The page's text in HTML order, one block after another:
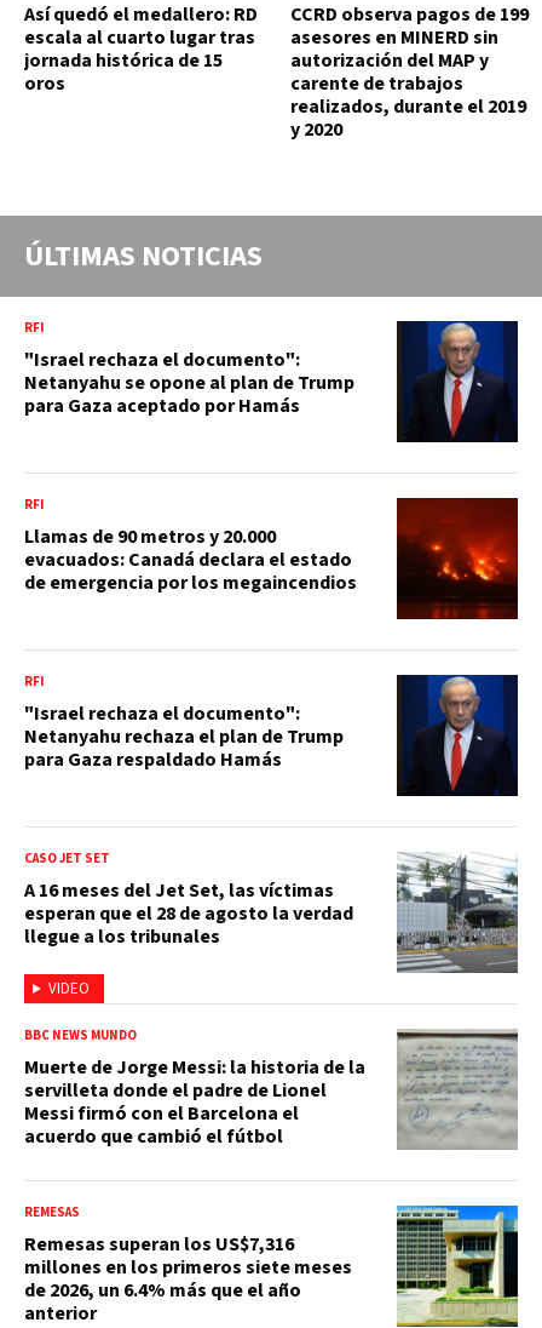
Así quedó el medallero: RD
escala al cuarto lugar tras
jornada histórica de 15
oros
CCRD observa pagos de 199
asesores en MINERD sin
autorización del MAP y
carente de trabajos
realizados, durante el 2019
y 2020
ÚLTIMAS NOTICIAS
RFI
"Israel rechaza el documento":
Netanyahu se opone al plan de Trump
para Gaza aceptado por Hamás
RFI
Llamas de 90 metros y 20.000
evacuados: Canadá declara el estado
de emergencia por los megaincendios
RFI
"Israel rechaza el documento":
Netanyahu rechaza el plan de Trump
para Gaza respaldado Hamás
VIDEO
CASO JET SET
A 16 meses del Jet Set, las víctimas
esperan que el 28 de agosto la verdad
llegue a los tribunales
BBC NEWS MUNDO
Muerte de Jorge Messi: la historia de la
servilleta donde el padre de Lionel
Messi firmó con el Barcelona el
acuerdo que cambió el fútbol
REMESAS
Remesas superan los US$7,316
millones en los primeros siete meses
de 2026, un 6.4% más que el año
anterior